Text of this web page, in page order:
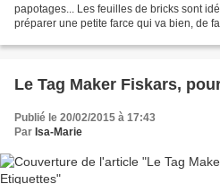
papotages... Les feuilles de bricks sont
préparer une petite farce qui va bien, de
Le Tag Maker Fiskars,
Publié le 20/02/2015 à 17:43
Par Isa-Marie